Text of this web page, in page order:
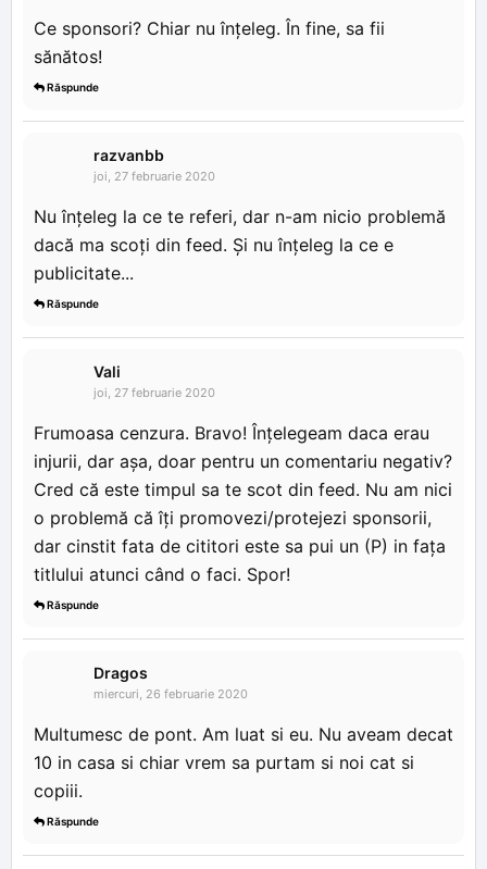
Ce sponsori? Chiar nu înțeleg. În fine, sa fii
sănătos!
Răspunde
razvanbb
joi, 27 februarie 2020
Nu înțeleg la ce te referi, dar n-am nicio problemă
dacă ma scoți din feed. Și nu înțeleg la ce e
publicitate...
Răspunde
Vali
joi, 27 februarie 2020
Frumoasa cenzura. Bravo! Înțelegeam daca erau
injurii, dar așa, doar pentru un comentariu negativ?
Cred că este timpul sa te scot din feed. Nu am nici
o problemă că îți promovezi/protejezi sponsorii,
dar cinstit fata de cititori este sa pui un (P) in fața
titlului atunci când o faci. Spor!
Răspunde
Dragos
miercuri, 26 februarie 2020
Multumesc de pont. Am luat si eu. Nu aveam decat
10 in casa si chiar vrem sa purtam si noi cat si
copiii.
Răspunde